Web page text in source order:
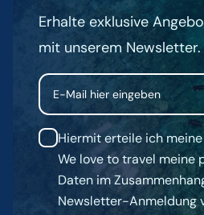
Erhalte exklusive
mit unserem Newsletter.
Email
Hiermit erteile ich
We love to travel meine
Daten im
Newsletter-Anmeldung